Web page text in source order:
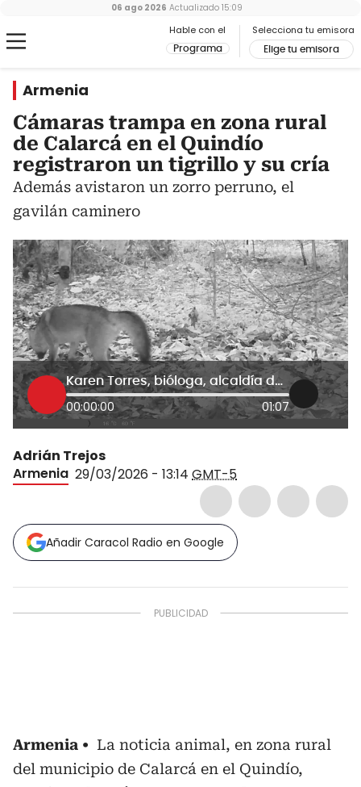
Hable con el
Programa
Selecciona tu emisora
Elige tu emisora
06 ago 2026 Actualizado 15:09
Armenia
Cámaras trampa en zona rural
de Calarcá en el Quindío
registraron un tigrillo y su cría
Además avistaron un zorro perruno, el
gavilán caminero
Karen Torres, bióloga, alcaldía de Calarcá
00:00:00 01:07
Adrián Trejos
Armenia 29/03/2026 - 13:14 GMT-5
Añadir Caracol Radio en Google
Armenia
La noticia animal, en zona rural
del municipio de Calarcá en el Quindío,